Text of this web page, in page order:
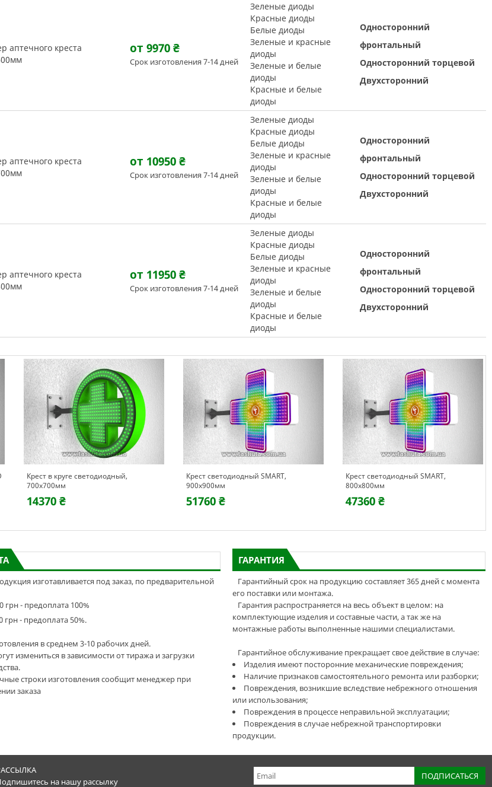
аптечного креста
от 9970₴
Срок изготовления 7-14 дней
Зеленые диоды
Красные диоды
Белые диоды
Зеленые и красные
диоды
Зеленые и белые
диоды
Красные и белые
диоды
Односторонний
фронтальный
Односторонний торцевой
Двухсторонний
аптечного креста
от 10950₴
Срок изготовления 7-14 дней
Зеленые диоды
Красные диоды
Белые диоды
Зеленые и красные
диоды
Зеленые и белые
диоды
Красные и белые
диоды
Односторонний
фронтальный
Односторонний торцевой
Двухсторонний
аптечного креста
от 11950₴
Срок изготовления 7-14 дней
Зеленые диоды
Красные диоды
Белые диоды
Зеленые и красные
диоды
Зеленые и белые
диоды
Красные и белые
диоды
Односторонний
фронтальный
Односторонний торцевой
Двухсторонний
Крест в круге светодиодный,
700х700мм
14370 ₴
Крест светодиодный SMART,
900х900мм
51760 ₴
Крест светодиодный SMART,
800х800мм
47360 ₴
изготавливается под заказ, по предварительной
грн - предоплата 100%
грн - предоплата 50%.
в среднем 3-10 рабочих дней.
измениться в зависимости от тиража и загрузки
строки изготовления сообщит менеджер при
заказа
ГАРАНТИЯ
Гарантийный срок на продукцию составляет 365 дней с момента
его поставки или монтажа.
Гарантия распространяется на весь объект в целом: на
комплектующие изделия и составные части, а так же на
монтажные работы выполненные нашими специалистами.
Гарантийное обслуживание прекращает свое действие в случае:
Изделия имеют посторонние механические повреждения;
Наличие признаков самостоятельного ремонта или разборки;
Повреждения, возникшие вследствие небрежного отношения
или использования;
Повреждения в процессе неправильной эксплуатации;
Повреждения в случае небрежной транспортировки
продукции.
на нашу рассылку